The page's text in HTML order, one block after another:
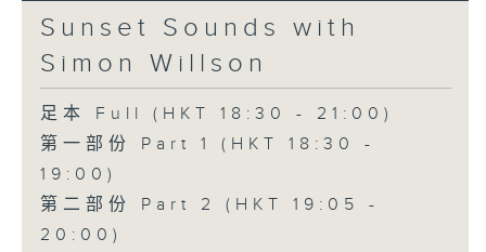
Sunset Sounds with
Simon Willson
足本 Full (HKT 18:30 - 21:00)
第一部份 Part 1 (HKT 18:30 -
19:00)
第二部份 Part 2 (HKT 19:05 -
20:00)